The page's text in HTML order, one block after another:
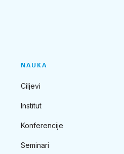
NAUKA
Ciljevi
Institut
Konferencije
Seminari